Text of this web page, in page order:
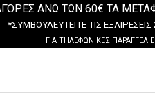
ΑΝΩ ΤΩΝ 60€ ΤΑ
*ΣΥΜΒΟΥΛΕΥΤΕΙΤΕ ΤΙΣ
ΓΙΑ ΤΗΛΕΦΩΝΙΚΕΣ